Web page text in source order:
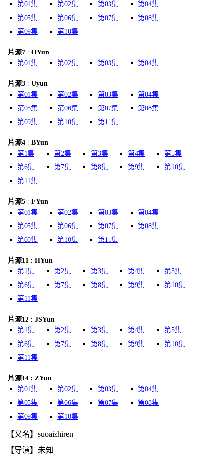
第01集
第02集 第03集
第04集
第05集
第06集 第07集
第08集
第09集
第10集
片源7 : OYun
第01集
第02集 第03集 第04集
片源3 : Uyun
第01集
第02集 第03集
第04集
第05集
第06集 第07集
第08集
第09集
第10集 第11集
片源4 : BYun
第1集
第2集 第3集 第4集
第5集
第6集
第7集 第8集 第9集
第10集
第11集
片源5 : FYun
第01集
第02集 第03集
第04集
第05集
第06集 第07集
第08集
第09集
第10集 第11集
片源11 : HYun
第1集
第2集 第3集 第4集
第5集
第6集
第7集 第8集 第9集
第10集
第11集
片源12 : JSYun
第1集
第2集 第3集 第4集
第5集
第6集
第7集 第8集 第9集
第10集
第11集
片源14 : ZYun
第01集
第02集 第03集
第04集
第05集
第06集 第07集
第08集
第09集
第10集
【又名】suoaizhiren
【导演】未知